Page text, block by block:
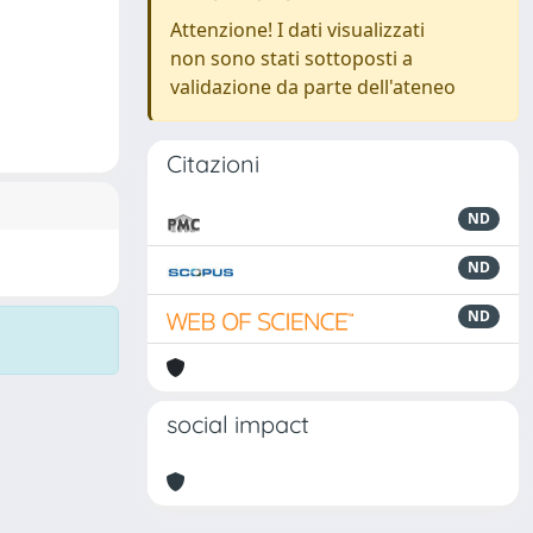
Attenzione! I dati visualizzati
non sono stati sottoposti a
validazione da parte dell'ateneo
Citazioni
ND
ND
ND
social impact